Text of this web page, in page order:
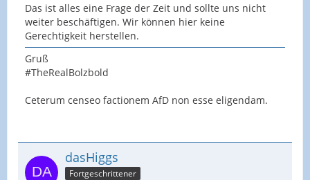
Das ist alles eine Frage der Zeit und sollte uns nicht
weiter beschäftigen. Wir können hier keine
Gerechtigkeit herstellen.
Gruß
#TheRealBolzbold
Ceterum censeo factionem AfD non esse eligendam.
dasHiggs
Fortgeschrittener